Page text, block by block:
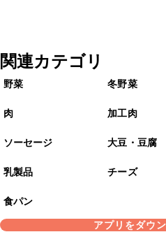
関連カテゴリ
野菜 冬野菜
肉 加工肉
ソーセージ 大豆・豆腐
乳製品 チーズ
食パン
アプリをダウ